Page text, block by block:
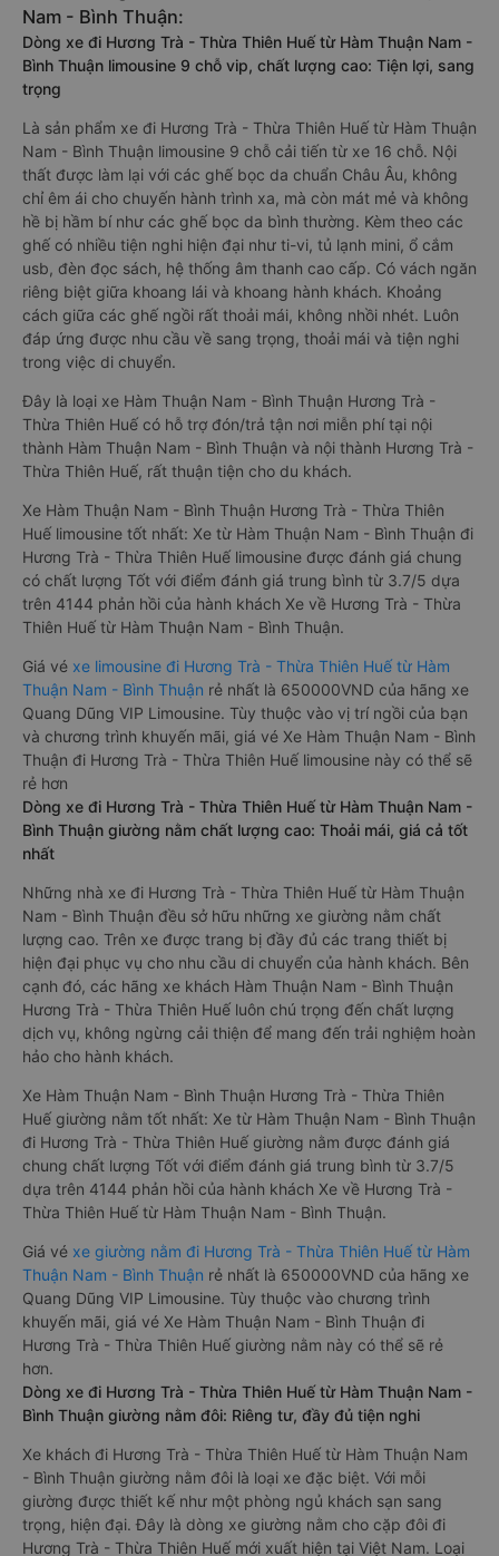
Nam - Bình Thuận:
Dòng xe đi Hương Trà - Thừa Thiên Huế từ Hàm Thuận Nam -
Bình Thuận limousine 9 chỗ vip, chất lượng cao: Tiện lợi, sang
trọng
Là sản phẩm xe đi Hương Trà - Thừa Thiên Huế từ Hàm Thuận
Nam - Bình Thuận limousine 9 chỗ cải tiến từ xe 16 chỗ. Nội
thất được làm lại với các ghế bọc da chuẩn Châu Âu, không
chỉ êm ái cho chuyến hành trình xa, mà còn mát mẻ và không
hề bị hầm bí như các ghế bọc da bình thường. Kèm theo các
ghế có nhiều tiện nghi hiện đại như ti-vi, tủ lạnh mini, ổ cắm
usb, đèn đọc sách, hệ thống âm thanh cao cấp. Có vách ngăn
riêng biệt giữa khoang lái và khoang hành khách. Khoảng
cách giữa các ghế ngồi rất thoải mái, không nhồi nhét. Luôn
đáp ứng được nhu cầu về sang trọng, thoải mái và tiện nghi
trong việc di chuyển.
Đây là loại xe Hàm Thuận Nam - Bình Thuận Hương Trà -
Thừa Thiên Huế có hỗ trợ đón/trả tận nơi miễn phí tại nội
thành Hàm Thuận Nam - Bình Thuận và nội thành Hương Trà -
Thừa Thiên Huế, rất thuận tiện cho du khách.
Xe Hàm Thuận Nam - Bình Thuận Hương Trà - Thừa Thiên
Huế limousine tốt nhất: Xe từ Hàm Thuận Nam - Bình Thuận đi
Hương Trà - Thừa Thiên Huế limousine được đánh giá chung
có chất lượng Tốt với điểm đánh giá trung bình từ 3.7/5 dựa
trên 4144 phản hồi của hành khách Xe về Hương Trà - Thừa
Thiên Huế từ Hàm Thuận Nam - Bình Thuận.
Giá vé xe limousine đi Hương Trà - Thừa Thiên Huế từ Hàm
Thuận Nam - Bình Thuận rẻ nhất là 650000VND của hãng xe
Quang Dũng VIP Limousine. Tùy thuộc vào vị trí ngồi của bạn
và chương trình khuyến mãi, giá vé Xe Hàm Thuận Nam - Bình
Thuận đi Hương Trà - Thừa Thiên Huế limousine này có thể sẽ
rẻ hơn
Dòng xe đi Hương Trà - Thừa Thiên Huế từ Hàm Thuận Nam -
Bình Thuận giường nằm chất lượng cao: Thoải mái, giá cả tốt
nhất
Những nhà xe đi Hương Trà - Thừa Thiên Huế từ Hàm Thuận
Nam - Bình Thuận đều sở hữu những xe giường nằm chất
lượng cao. Trên xe được trang bị đầy đủ các trang thiết bị
hiện đại phục vụ cho nhu cầu di chuyển của hành khách. Bên
cạnh đó, các hãng xe khách Hàm Thuận Nam - Bình Thuận
Hương Trà - Thừa Thiên Huế luôn chú trọng đến chất lượng
dịch vụ, không ngừng cải thiện để mang đến trải nghiệm hoàn
hảo cho hành khách.
Xe Hàm Thuận Nam - Bình Thuận Hương Trà - Thừa Thiên
Huế giường nằm tốt nhất: Xe từ Hàm Thuận Nam - Bình Thuận
đi Hương Trà - Thừa Thiên Huế giường nằm được đánh giá
chung chất lượng Tốt với điểm đánh giá trung bình từ 3.7/5
dựa trên 4144 phản hồi của hành khách Xe về Hương Trà -
Thừa Thiên Huế từ Hàm Thuận Nam - Bình Thuận.
Giá vé xe giường nằm đi Hương Trà - Thừa Thiên Huế từ Hàm
Thuận Nam - Bình Thuận rẻ nhất là 650000VND của hãng xe
Quang Dũng VIP Limousine. Tùy thuộc vào chương trình
khuyến mãi, giá vé Xe Hàm Thuận Nam - Bình Thuận đi
Hương Trà - Thừa Thiên Huế giường nằm này có thể sẽ rẻ
hơn.
Dòng xe đi Hương Trà - Thừa Thiên Huế từ Hàm Thuận Nam -
Bình Thuận giường nằm đôi: Riêng tư, đầy đủ tiện nghi
Xe khách đi Hương Trà - Thừa Thiên Huế từ Hàm Thuận Nam
- Bình Thuận giường nằm đôi là loại xe đặc biệt. Với mỗi
giường được thiết kế như một phòng ngủ khách sạn sang
trọng, hiện đại. Đây là dòng xe giường nằm cho cặp đôi đi
Hương Trà - Thừa Thiên Huế mới xuất hiện tại Việt Nam. Loại